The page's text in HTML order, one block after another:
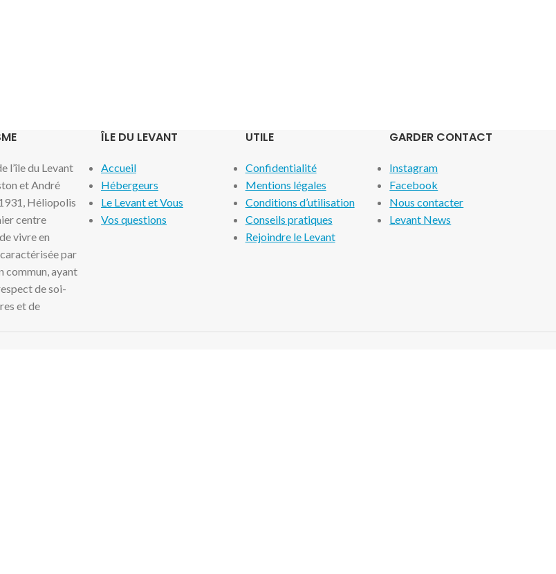
l’île du Levant
et André
Héliopolis
centre
vivre en
par
commun, ayant
de soi-
et de
ÎLE DU LEVANT
Accueil
Hébergeurs
Le Levant et Vous
Vos questions
UTILE
Confidentialité
Mentions légales
Conditions d’utilisation
Conseils pratiques
Rejoindre le Levant
GARDER CONTACT
Instagram
Facebook
Nous contacter
Levant News